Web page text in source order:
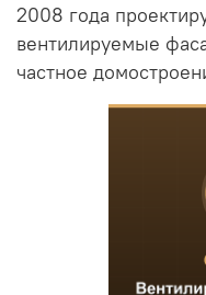
2008 года
вентилируемые
частное